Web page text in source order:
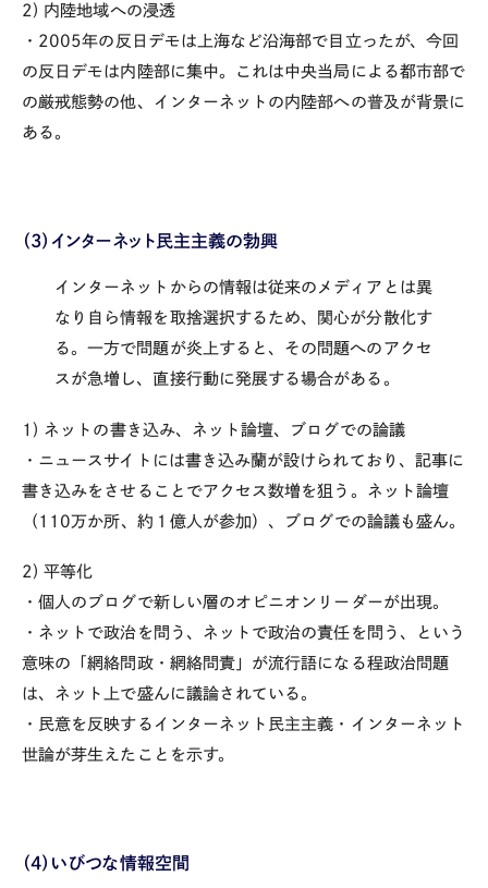
2) 内陸地域への浸透
・2005年の反日デモは上海など沿海部で目立ったが、今回
の反日デモは内陸部に集中。これは中央当局による都市部で
の厳戒態勢の他、インターネットの内陸部への普及が背景に
ある。
（3）インターネット民主主義の勃興
インターネットからの情報は従来のメディアとは異
なり自ら情報を取捨選択するため、関心が分散化す
る。一方で問題が炎上すると、その問題へのアクセ
スが急増し、直接行動に発展する場合がある。
1) ネットの書き込み、ネット論壇、ブログでの論議
・ニュースサイトには書き込み蘭が設けられており、記事に
書き込みをさせることでアクセス数増を狙う。ネット論壇
（110万か所、約１億人が参加）、ブログでの論議も盛ん。
2) 平等化
・個人のブログで新しい層のオピニオンリーダーが出現。
・ネットで政治を問う、ネットで政治の責任を問う、という
意味の「網絡問政・網絡問責」が流行語になる程政治問題
は、ネット上で盛んに議論されている。
・民意を反映するインターネット民主主義・インターネット
世論が芽生えたことを示す。
（4）いびつな情報空間